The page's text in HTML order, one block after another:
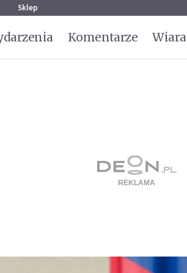
Sklep
Komentarze Wiara